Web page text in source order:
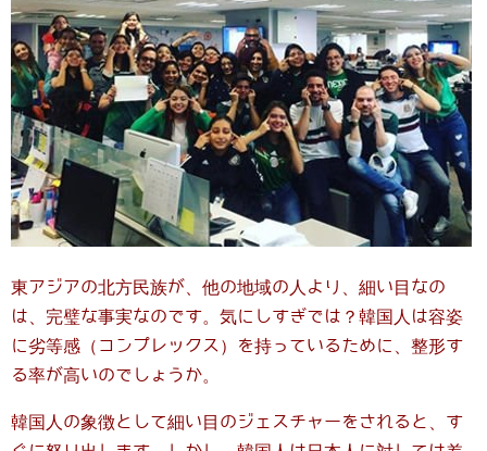
東アジアの北方民族が、他の地域の人より、細い目なの
は、完璧な事実なのです。気にしすぎでは？韓国人は容姿
に劣等感（コンプレックス）を持っているために、整形す
る率が高いのでしょうか。
韓国人の象徴として細い目のジェスチャーをされると、す